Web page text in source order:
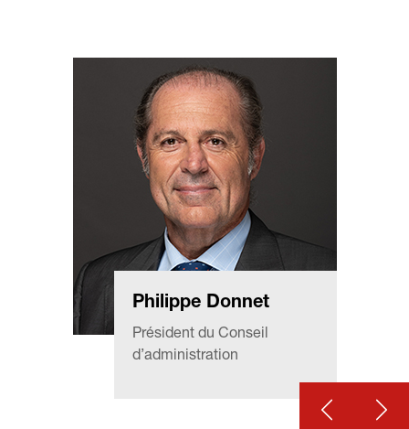
Philippe Donnet
Président du Conseil
d’administration